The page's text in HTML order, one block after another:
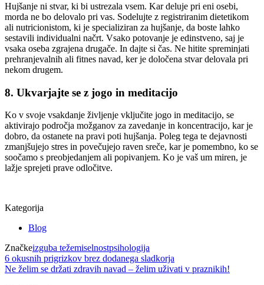
Hujšanje ni stvar, ki bi ustrezala vsem. Kar deluje pri eni osebi,
morda ne bo delovalo pri vas. Sodelujte z registriranim dietetikom
ali nutricionistom, ki je specializiran za hujšanje, da boste lahko
sestavili individualni načrt. Vsako potovanje je edinstveno, saj je
vsaka oseba zgrajena drugače. In dajte si čas. Ne hitite spreminjati
prehranjevalnih ali fitnes navad, ker je določena stvar delovala pri
nekom drugem.
8. Ukvarjajte se z jogo in meditacijo
Ko v svoje vsakdanje življenje vključite jogo in meditacijo, se
aktivirajo področja možganov za zavedanje in koncentracijo, kar je
dobro, da ostanete na pravi poti hujšanja. Poleg tega te dejavnosti
zmanjšujejo stres in povečujejo raven sreče, kar je pomembno, ko se
soočamo s preobjedanjem ali popivanjem. Ko je vaš um miren, je
lažje sprejeti prave odločitve.
Kategorija
Blog
Značkeizguba težemiselnostpsihologija
Navigacija
prispevka
6 okusnih prigrizkov brez dodanega sladkorja
Ne želim se držati zdravih navad – želim uživati ​​v praznikih!